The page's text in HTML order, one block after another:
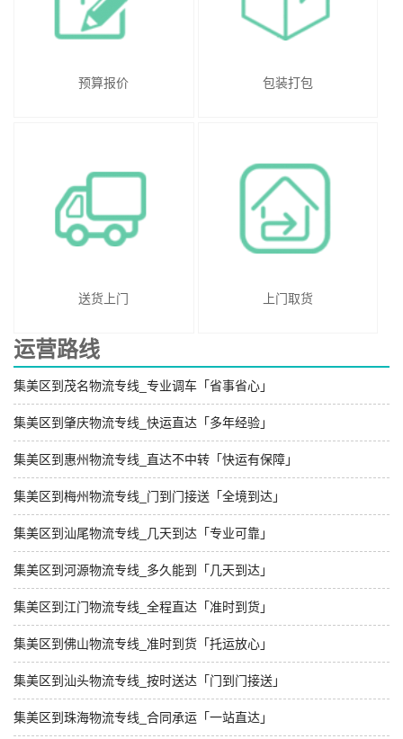
预算报价 包装打包
送货上门 上门取货
运营路线
集美区到茂名物流专线_专业调车「省事省心」
集美区到肇庆物流专线_快运直达「多年经验」
集美区到惠州物流专线_直达不中转「快运有保障」
集美区到梅州物流专线_门到门接送「全境到达」
集美区到汕尾物流专线_几天到达「专业可靠」
集美区到河源物流专线_多久能到「几天到达」
集美区到江门物流专线_全程直达「准时到货」
集美区到佛山物流专线_准时到货「托运放心」
集美区到汕头物流专线_按时送达「门到门接送」
集美区到珠海物流专线_合同承运「一站直达」